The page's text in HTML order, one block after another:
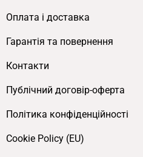
Оплата і доставка
Гарантія та повернення
Контакти
Публічний договір-оферта
Політика конфіденційності
Cookie Policy (EU)